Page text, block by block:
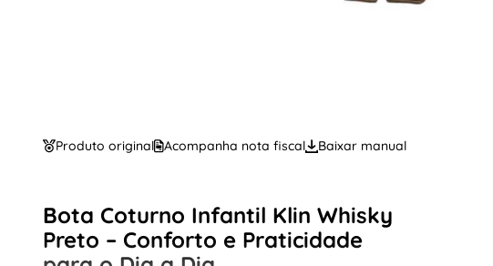
Produto original Acompanha nota fiscal Baixar manual
Bota Coturno Infantil Klin Whisky
Preto – Conforto e Praticidade